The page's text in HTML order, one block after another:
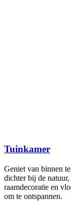
Tuinkamer
Geniet van binnen
dichter bij de
raamdecoratie en
om te ontspannen.